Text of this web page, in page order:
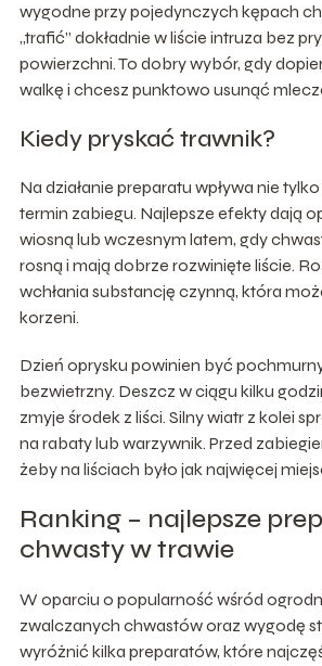
wygodne przy pojedynczych kępach
„trafić” dokładnie w liście intruza bez
powierzchni. To dobry wybór, gdy
walkę i chcesz punktowo usunąć
Kiedy pryskać trawnik?
Na działanie preparatu wpływa nie tylko
termin zabiegu. Najlepsze efekty dają
wiosną lub wczesnym latem, gdy
rosną i mają dobrze rozwinięte liście.
wchłania substancję czynną, która
korzeni.
Dzień oprysku powinien być
bezwietrzny. Deszcz w ciągu kilku
zmyje środek z liści. Silny wiatr z kolei
na rabaty lub warzywnik. Przed
żeby na liściach było jak najwięcej
Ranking – najlepsze
chwasty w trawie
W oparciu o popularność wśród
zwalczanych chwastów oraz wygodę
wyróżnić kilka preparatów, które